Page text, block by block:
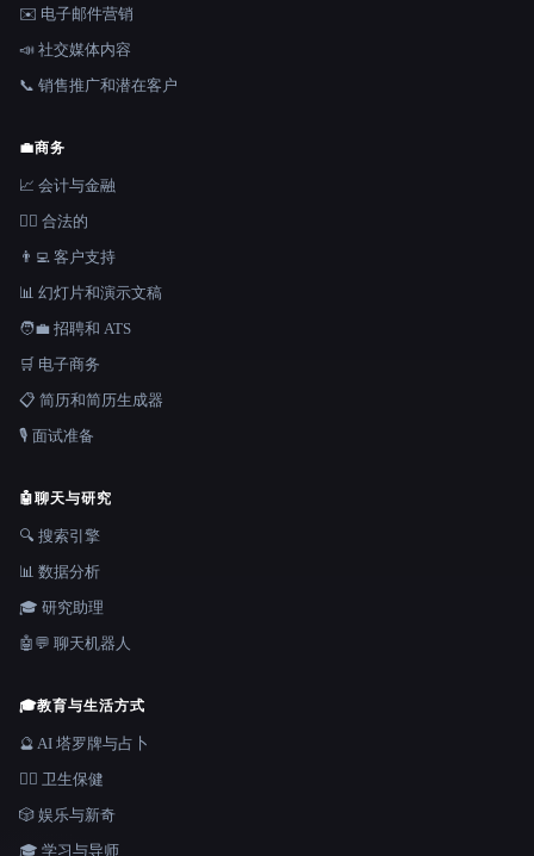
✉️ 电子邮件营销
📣 社交媒体内容
📞 销售推广和潜在客户
💼商务
📈 会计与金融
👩‍⚖️ 合法的
👨‍💻 客户支持
📊 幻灯片和演示文稿
🧑‍💼 招聘和 ATS
🛒 电子商务
📋 简历和简历生成器
🎙️ 面试准备
🤖聊天与研究
🔍 搜索引擎
📊 数据分析
🎓 研究助理
🤖💬 聊天机器人
🎓教育与生活方式
🔮 AI 塔罗牌与占卜
👩‍⚕️ 卫生保健
🎲 娱乐与新奇
🎓 学习与导师